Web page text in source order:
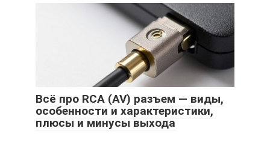
Всё про RCA (AV) разъем — виды,
особенности и характеристики,
плюсы и минусы выхода